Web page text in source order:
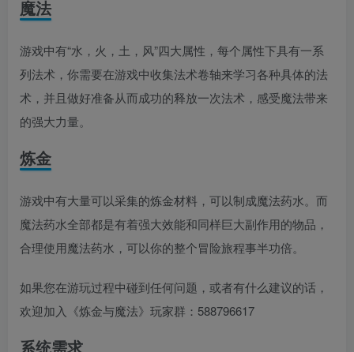
魔法
游戏中有“水，火，土，风”四大属性，每个属性下具有一系
列法术，你需要在游戏中收集法术卷轴来学习各种具体的法
术，并且做好准备从而成功的释放一次法术，感受魔法带来
的强大力量。
炼金
游戏中有大量可以采集的炼金材料，可以制成魔法药水。而
魔法药水全部都是有着强大效能和同样巨大副作用的物品，
合理使用魔法药水，可以你的整个冒险旅程事半功倍。
如果您在游玩过程中碰到任何问题，或者有什么建议的话，
欢迎加入《炼金与魔法》玩家群：588796617
系统需求